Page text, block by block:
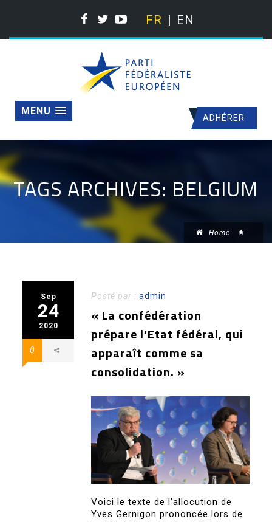
FR EN
ADHÉRER
MENU
TAGS ARCHIVES: BELGIUM
Home
Sep
24
2020
0
Posté par :admin
« La confédération
prépare l’Etat fédéral, qui
apparaît comme sa
consolidation. »
Voici le texte de l’allocution de
Yves Gernigon prononcée lors de